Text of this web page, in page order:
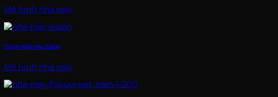
Mô hình nhà máy
Dự án Nhà máy Esson
Mô hình nhà máy